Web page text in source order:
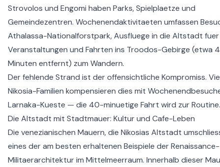
Strovolos und Engomi haben Parks, Spielplaetze und
Gemeindezentren. Wochenendaktivitaeten umfassen
Athalassa-Nationalforstpark, Ausfluege in die Altstadt
Veranstaltungen und Fahrten ins Troodos-Gebirge (etwa
Minuten entfernt) zum Wandern.
Der fehlende Strand ist der offensichtliche Kompromiss.
Nikosia-Familien kompensieren dies mit
Larnaka-Kueste — die 40-minuetige Fahrt wird zur Routine.
Die Altstadt mit Stadtmauer: Kultur und Cafe-Leben
Die venezianischen Mauern, die Nikosias Altstadt
eines der am besten erhaltenen Beispiele der Renaissance-
Militaerarchitektur im Mittelmeerraum. Innerhalb dieser